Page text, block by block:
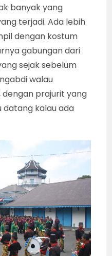
banyak yang
terjadi. Ada lebih
dengan kostum
gabungan dari
sejak sebelum
walau
dengan prajurit yang
kalau ada